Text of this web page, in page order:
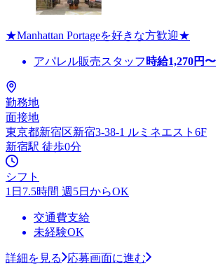
★Manhattan Portageを好きな方歓迎★
アパレル販売スタッフ 時給1,270円〜
勤務地
面接地
東京都新宿区新宿3-38-1 ルミネエスト6F
新宿駅 徒歩0分
シフト
1日7.5時間 週5日からOK
交通費支給
未経験OK
詳細を見る 応募画面に進む